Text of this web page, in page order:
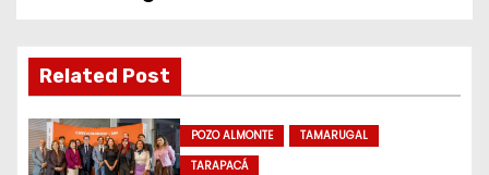
e
g
a
Related Post
POZO ALMONTE
TAMARUGAL
TARAPACÁ